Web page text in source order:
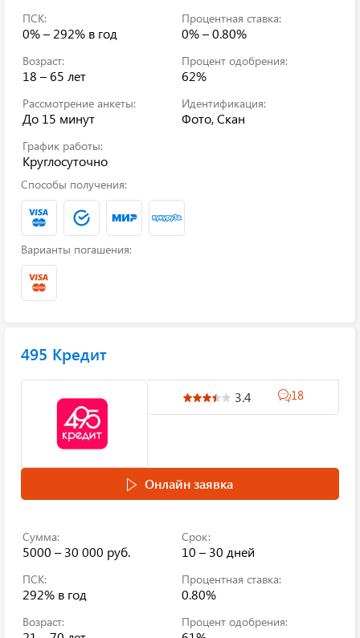
ПСК:
0% – 292% в год
Процентная ставка:
0% – 0.80%
Возраст:
18 – 65 лет
Процент одобрения:
62%
Рассмотрение анкеты:
До 15 минут
Идентификация:
Фото, Скан
График работы:
Круглосуточно
Способы получения:
Варианты погашения:
495 Кредит
3.4 18
Онлайн заявка
Сумма:
5000 – 30 000 руб.
Срок:
10 – 30 дней
ПСК:
292% в год
Процентная ставка:
0.80%
Возраст: Процент одобрения: